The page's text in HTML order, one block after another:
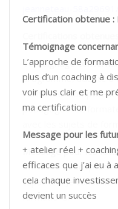
Témoignage
programme, adapté à
Formateur compétent
pédagogue. Le
Message pour les
efficaces et adaptés
capacités. Je
formations.